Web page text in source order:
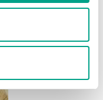
kuru
lietotāja piekrišanu.
Jūs varat mainīt
atsaukt savu